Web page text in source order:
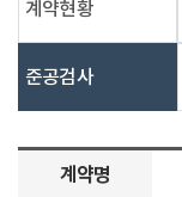
계약현황
준공검사
계약명